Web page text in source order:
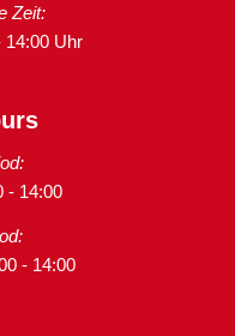
Zeit:
14:00 Uhr
- 14:00
- 14:00